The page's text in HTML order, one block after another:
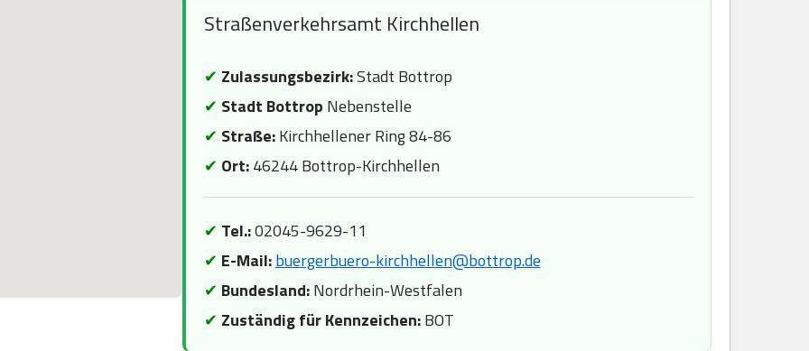
Straßenverkehrsamt Kirchhellen
✔ Zulassungsbezirk:Stadt Bottrop
✔ Stadt Bottrop Nebenstelle
✔ Straße:Kirchhellener Ring 84-86
✔ Ort:46244 Bottrop-Kirchhellen
✔ Tel.:02045-9629-11
✔ E-Mail: buergerbuero-kirchhellen@bottrop.de
✔ Bundesland:Nordrhein-Westfalen
✔ Zuständig für Kennzeichen:BOT